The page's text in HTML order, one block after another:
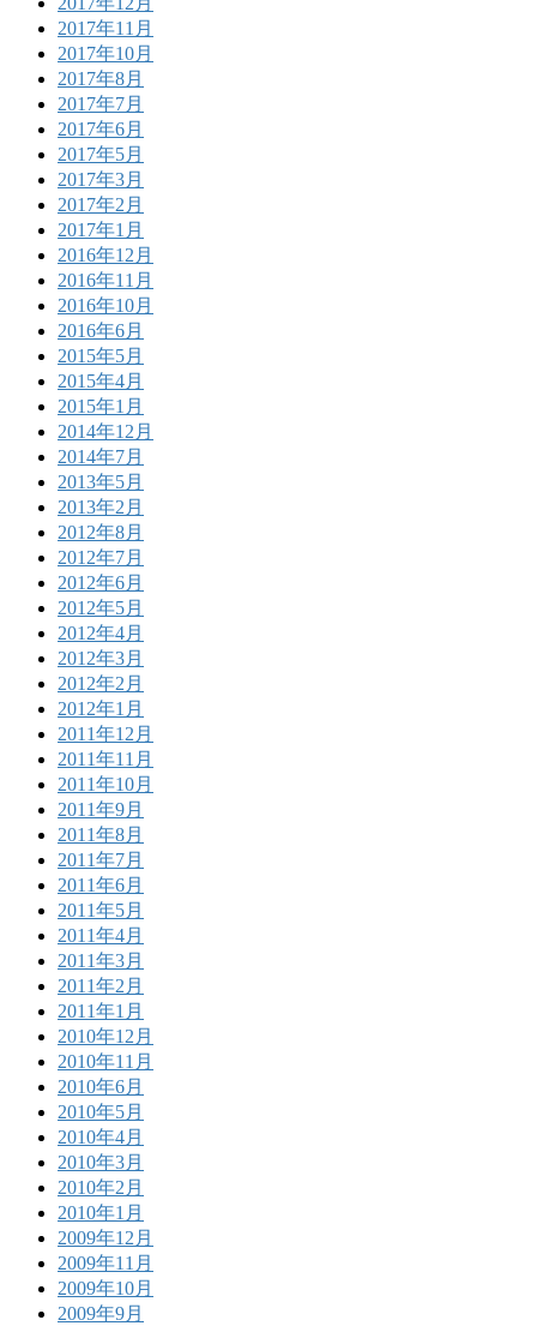
2017年11月
2017年10月
2017年8月
2017年7月
2017年6月
2017年5月
2017年3月
2017年2月
2017年1月
2016年12月
2016年11月
2016年10月
2016年6月
2015年5月
2015年4月
2015年1月
2014年12月
2014年7月
2013年5月
2013年2月
2012年8月
2012年7月
2012年6月
2012年5月
2012年4月
2012年3月
2012年2月
2012年1月
2011年12月
2011年11月
2011年10月
2011年9月
2011年8月
2011年7月
2011年6月
2011年5月
2011年4月
2011年3月
2011年2月
2011年1月
2010年12月
2010年11月
2010年6月
2010年5月
2010年4月
2010年3月
2010年2月
2010年1月
2009年12月
2009年11月
2009年10月
2009年9月